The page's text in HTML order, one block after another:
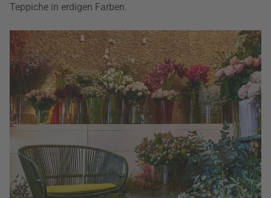
Teppiche in erdigen Farben.